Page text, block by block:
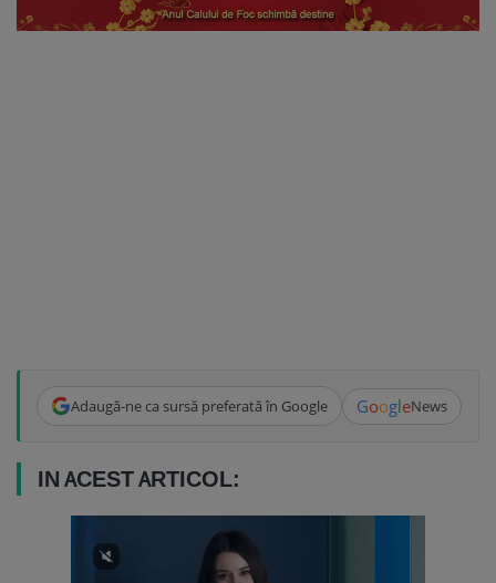
Adaugă-ne ca sursă preferată în Google GoogleNews
IN ACEST ARTICOL: